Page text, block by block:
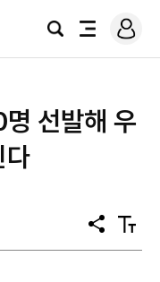
검
전
로
그
선발해 우
다
공
유
텍
스